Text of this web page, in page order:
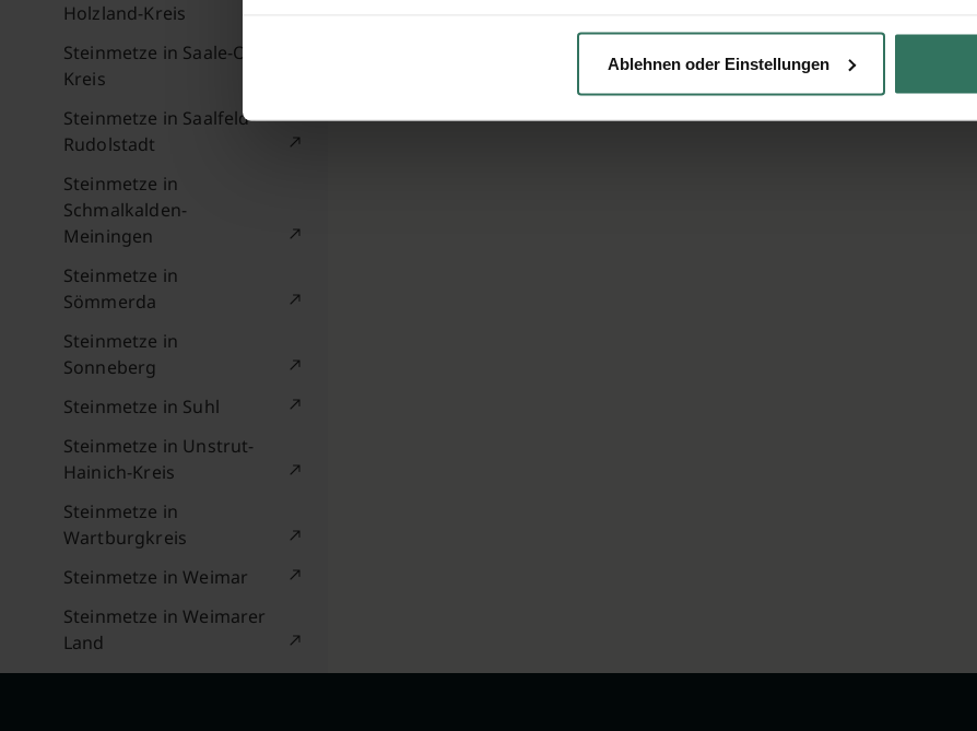
Ablehnen oder Einstellungen
Holzland-Kreis
Steinmetze in Saale-Orla-
Kreis
Steinmetze in Saalfeld-
Rudolstadt
Steinmetze in
Schmalkalden-
Meiningen
Steinmetze in
Sömmerda
Steinmetze in
Sonneberg
Steinmetze in Suhl
Steinmetze in Unstrut-
Hainich-Kreis
Steinmetze in
Wartburgkreis
Steinmetze in Weimar
Steinmetze in Weimarer
Land